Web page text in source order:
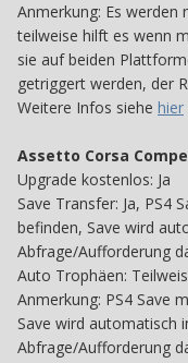
Anmerkung: Es werden
teilweise hilft es wenn
sie auf beiden
getriggert werden, der
Weitere Infos siehe hier
Assetto Corsa
Upgrade kostenlos: Ja
Save Transfer: Ja, PS4
befinden, Save wird
Abfrage/Aufforderung
Auto Trophäen:
Anmerkung: PS4 Save
Save wird automatisch
Abfrage/Aufforderung